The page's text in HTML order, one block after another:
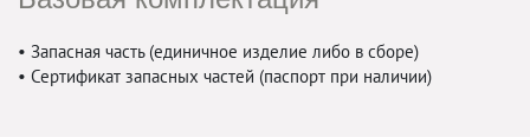
• Запасная часть (единичное изделие либо в сборе)
• Сертификат запасных частей (паспорт при наличии)